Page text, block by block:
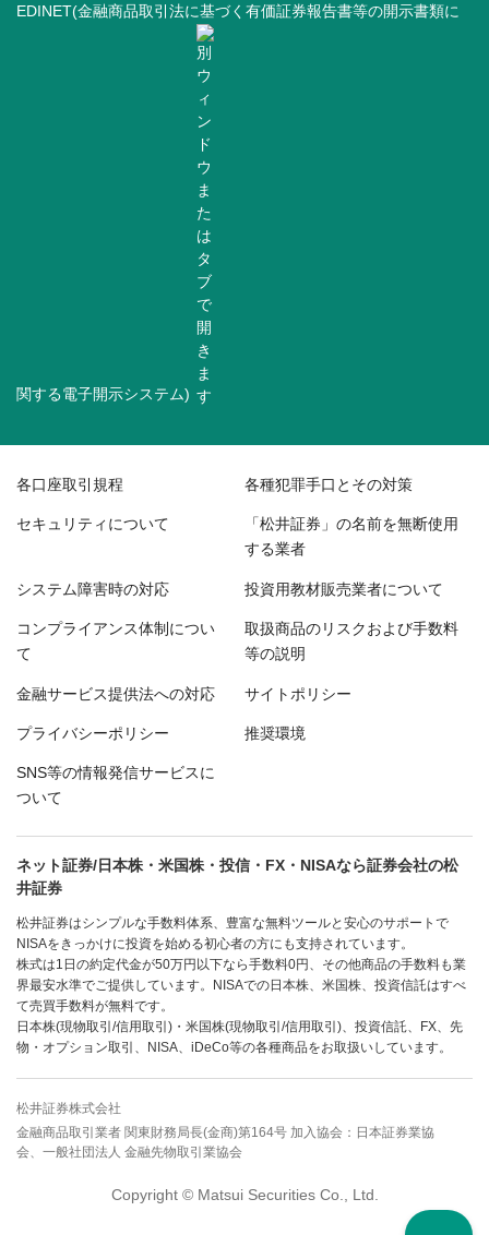
EDINET(金融商品取引法に基づく有価証券報告書等の開示書類に
関する電子開示システム)
各口座取引規程 各種犯罪手口とその対策
セキュリティについて 「松井証券」の名前を無断使用
する業者
システム障害時の対応 投資用教材販売業者について
コンプライアンス体制につい
て
取扱商品のリスクおよび手数料
等の説明
金融サービス提供法への対応 サイトポリシー
プライバシーポリシー 推奨環境
SNS等の情報発信サービスに
ついて
ネット証券/日本株・米国株・投信・FX・NISAなら証券会社の松
井証券
松井証券はシンプルな手数料体系、豊富な無料ツールと安心のサポートで
NISAをきっかけに投資を始める初心者の方にも支持されています。
株式は1日の約定代金が50万円以下なら手数料0円、その他商品の手数料も業
界最安水準でご提供しています。NISAでの日本株、米国株、投資信託はすべ
て売買手数料が無料です。
日本株(現物取引/信用取引)・米国株(現物取引/信用取引)、投資信託、FX、先
物・オプション取引、NISA、iDeCo等の各種商品をお取扱いしています。
松井証券株式会社
金融商品取引業者 関東財務局長(金商)第164号 加入協会：日本証券業協
会、一般社団法人 金融先物取引業協会
Copyright © Matsui Securities Co., Ltd.